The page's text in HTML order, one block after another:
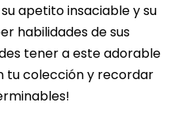
apetito insaciable y su
habilidades de sus
tener a este adorable
tu colección y recordar